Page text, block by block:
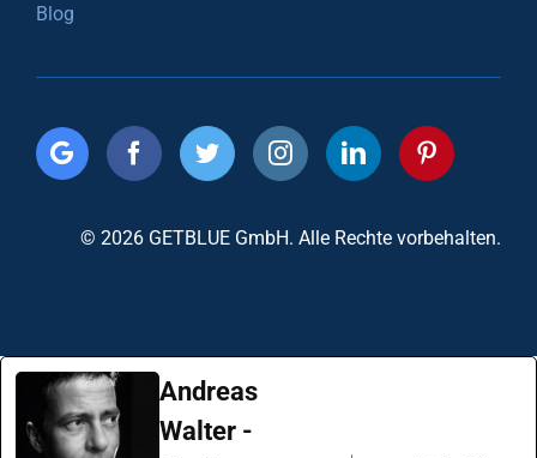
Blog
© 2026 GETBLUE GmbH. Alle Rechte vorbehalten.
Andreas
Walter -